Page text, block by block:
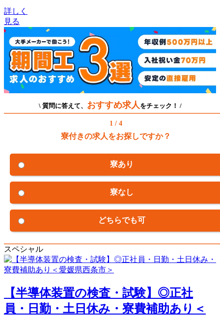
詳しく
見る
\ 質問に答えて、 おすすめ求人 をチェック！ /
1 / 4
寮付きの求人をお探しですか？
寮あり
寮なし
どちらでも可
スペシャル
【半導体装置の検査・試験】◎正社
員・日勤・土日休み・寮費補助あり＜